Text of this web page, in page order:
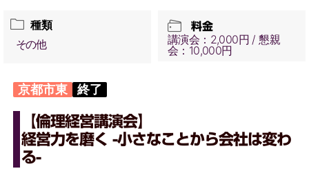
種類
その他
料金
講演会：2,000円 / 懇親
会：10,000円
京都市東 終了
【倫理経営講演会】
経営力を磨く -小さなことから会社は変わ
る-